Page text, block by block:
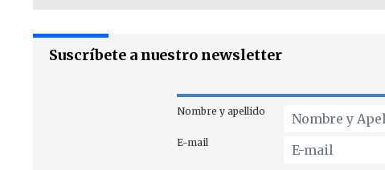
Suscríbete a nuestro newsletter
Nombre y apellido
E-mail